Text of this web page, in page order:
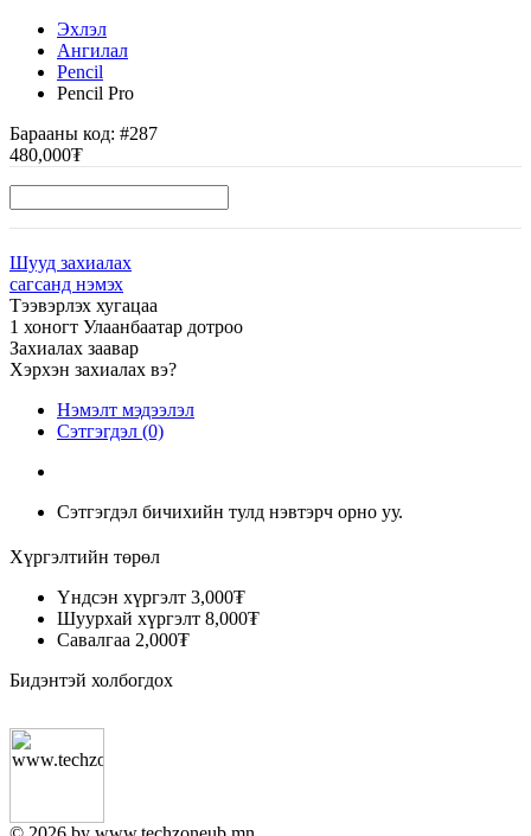
Эхлэл
Ангилал
Pencil
Pencil Pro
Барааны код: #287
480,000₮
Шууд захиалах
сагсанд нэмэх
Тээвэрлэх хугацаа
1 хоногт Улаанбаатар дотроо
Захиалах заавар
Хэрхэн захиалах вэ?
Нэмэлт мэдээлэл
Сэтгэгдэл (0)
Сэтгэгдэл бичихийн тулд нэвтэрч орно уу.
Хүргэлтийн төрөл
Үндсэн хүргэлт 3,000₮
Шуурхай хүргэлт 8,000₮
Савалгаа 2,000₮
Бидэнтэй холбогдох